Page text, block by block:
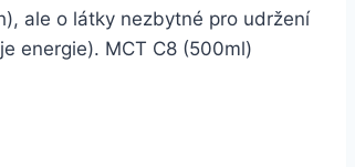
ale o látky nezbytné pro udržení
energie). MCT C8 (500ml)